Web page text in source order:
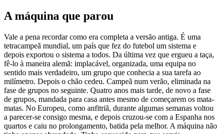
A máquina que parou
Vale a pena recordar como era completa a versão antiga. É uma
tetracampeã mundial, um país que fez do futebol um sistema e
depois exportou o sistema a todos. Da última vez que ergueu a taça,
fê-lo à maneira alemã: implacável, organizada, uma equipa no
sentido mais verdadeiro, um grupo que conhecia a sua tarefa ao
milímetro. Depois o chão cedeu. Campeã num verão, eliminada na
fase de grupos no seguinte. Quatro anos mais tarde, de novo a fase
de grupos, mandada para casa antes mesmo de começarem os mata-
matas. No Europeu, como anfitriã, durante algumas semanas voltou
a parecer-se consigo mesma, e depois cruzou-se com a Espanha nos
quartos e caiu no prolongamento, batida pela melhor. A máquina não